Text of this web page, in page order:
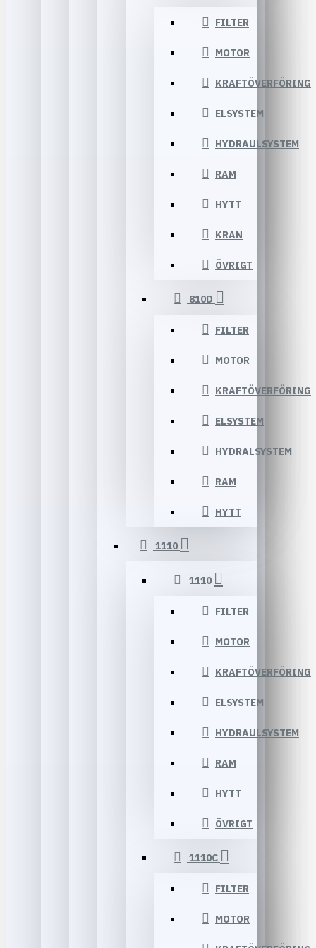
FILTER
MOTOR
KRAFTÖVERFÖRING
ELSYSTEM
HYDRAULSYSTEM
RAM
HYTT
KRAN
ÖVRIGT
810D
FILTER
MOTOR
KRAFTÖVERFÖRING
ELSYSTEM
HYDRALSYSTEM
RAM
HYTT
1110
1110
FILTER
MOTOR
KRAFTÖVERFÖRING
ELSYSTEM
HYDRAULSYSTEM
RAM
HYTT
ÖVRIGT
1110C
FILTER
MOTOR